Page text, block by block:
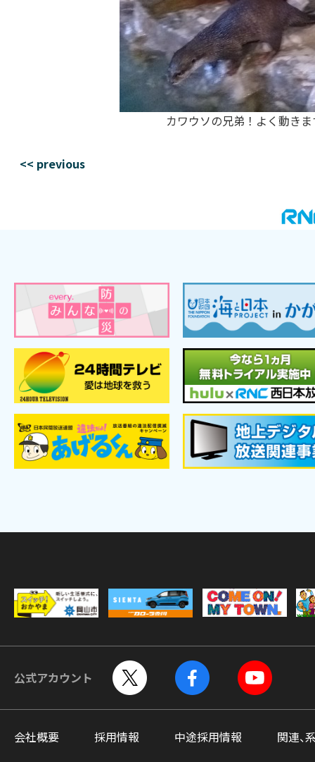
カワウソの兄弟！よく動き
<< previous
公式アカウント
会社概要 採用情報 中途採用情報 関連、